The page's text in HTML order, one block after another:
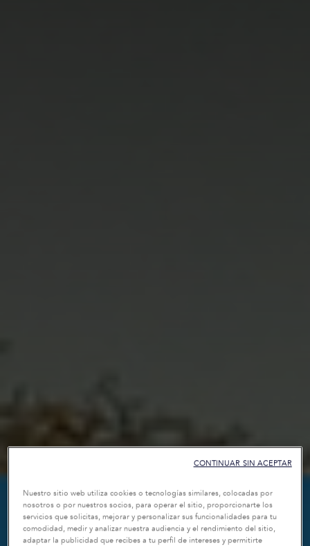
Nuestro sitio web utiliza cookies o tecnologías similares, colocadas por
nosotros o por nuestros socios, para operar el sitio, proporcionarte los
servicios que solicitas, mejorar y personalizar sus funcionalidades para tu
comodidad, medir y analizar nuestra audiencia y el rendimiento del sitio,
adaptar la publicidad que recibes a tu perfil de intereses y permitirte
CONTINUAR SIN ACEPTAR